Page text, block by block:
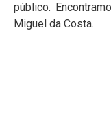
público.
Miguel da Costa.